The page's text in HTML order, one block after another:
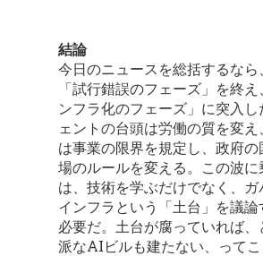
結論
今日のニュースを総括するな
「試行錯誤のフェーズ」を終
ンフラ化のフェーズ」に突入し
ェントの台頭は労働の質を変
は事業の限界を規定し、政府
場のルールを変える。この波に
は、技術を学ぶだけでなく、ガ
インフラという「土台」を議
必要だ。土台が腐っていれば、
派なAIビルも建たない、ってこ